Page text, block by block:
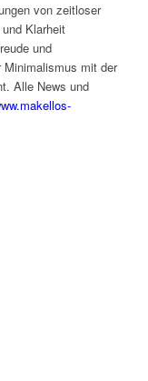
von zeitloser
Klarheit
und
Minimalismus mit der
Alle News und